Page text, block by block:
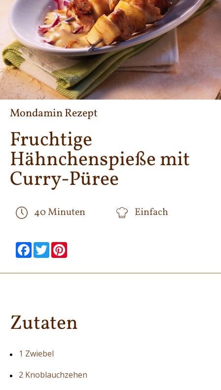
Mondamin Rezept
Fruchtige
Hähnchenspieße mit
Curry-Püree
40 Minuten Einfach
null
Facebook
null null
Twitter
null null
null
Zutaten
1 Zwiebel
2 Knoblauchzehen